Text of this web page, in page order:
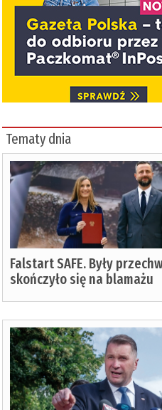
Tematy dnia
Falstart SAFE. Były
skończyło się na blamażu